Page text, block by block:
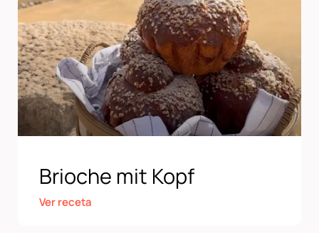
Brioche mit Kopf
Ver receta